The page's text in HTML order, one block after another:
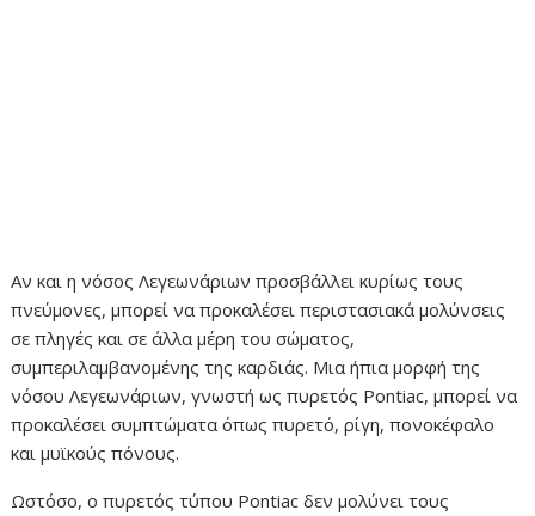
Αν και η νόσος Λεγεωνάριων προσβάλλει κυρίως τους
πνεύμονες, μπορεί να προκαλέσει περιστασιακά μολύνσεις
σε πληγές και σε άλλα μέρη του σώματος,
συμπεριλαμβανομένης της καρδιάς. Μια ήπια μορφή της
νόσου Λεγεωνάριων, γνωστή ως πυρετός Pontiac, μπορεί να
προκαλέσει συμπτώματα όπως πυρετό, ρίγη, πονοκέφαλο
και μυϊκούς πόνους.
Ωστόσο, ο πυρετός τύπου Pontiac δεν μολύνει τους